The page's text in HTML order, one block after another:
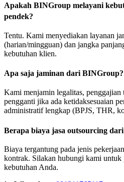
Apakah BINGroup melayani
pendek?
Tentu. Kami menyediakan layanan
(harian/mingguan) dan jangka
kebutuhan klien.
Apa saja jaminan dari BINGroup?
Kami menjamin legalitas, penggajian
pengganti jika ada ketidaksesuaian
administratif lengkap (BPJS, THR,
Berapa biaya jasa outsourcing
Biaya tergantung pada jenis
kontrak. Silakan hubungi kami untuk
kebutuhan Anda.